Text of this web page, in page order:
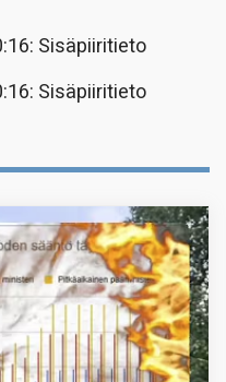
Sisäpiiritieto
Sisäpiiritieto